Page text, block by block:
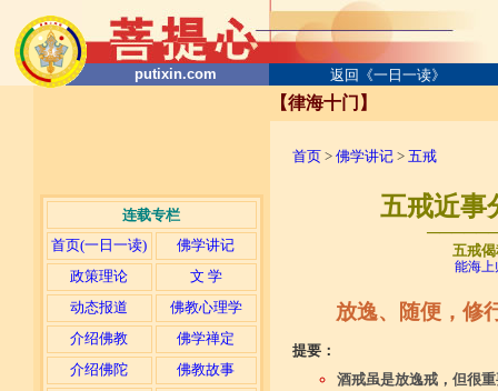
putixin.com 返回《一日一读》
连载专栏
首页(一日一读)
佛学讲记
政策理论
文 学
动态报道
佛教心理学
介绍佛教
佛学禅定
介绍佛陀
佛教故事
【律海十门】
首页 > 佛学讲记 > 五戒
五戒近事
五戒
能海上
放逸、随便，修
提要：
酒戒虽是放逸戒，但很